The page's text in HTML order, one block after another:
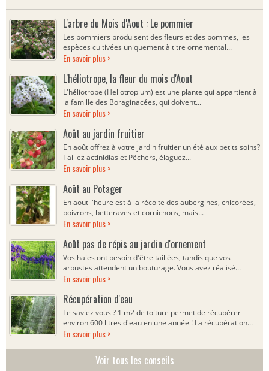
L'arbre du Mois d'Aout : Le pommier
Les pommiers produisent des fleurs et des pommes, les
espèces cultivées uniquement à titre ornemental...
En savoir plus >
L'héliotrope, la fleur du mois d'Aout
L'héliotrope (Heliotropium) est une plante qui appartient à
la famille des Boraginacées, qui doivent...
En savoir plus >
Août au jardin fruitier
En août offrez à votre jardin fruitier un été aux petits soins?
Taillez actinidias et Pêchers, élaguez...
En savoir plus >
Août au Potager
En aout l'heure est à la récolte des aubergines, chicorées,
poivrons, betteraves et cornichons, mais...
En savoir plus >
Août pas de répis au jardin d'ornement
Vos haies ont besoin d'être taillées, tandis que vos
arbustes attendent un bouturage. Vous avez réalisé...
En savoir plus >
Récupération d'eau
Le saviez vous ? 1 m2 de toiture permet de récupérer
environ 600 litres d'eau en une année ! La récupération...
En savoir plus >
Voir tous les conseils